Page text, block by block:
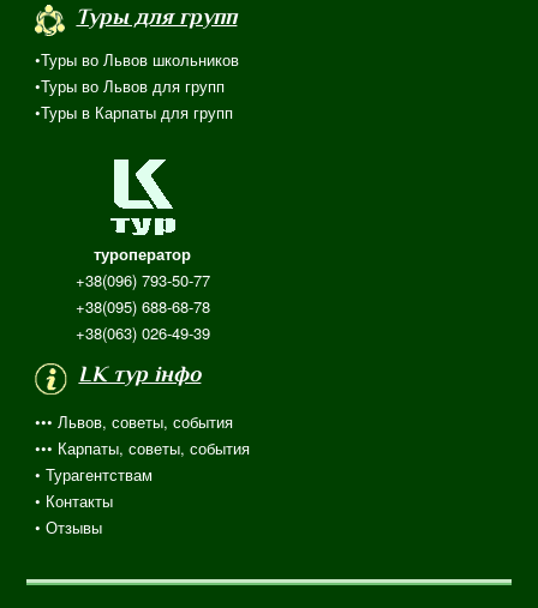
Туры для групп
•Туры во Львов школьников
•Туры во Львов для групп
•Туры в Карпаты для групп
туроператор
+38(096) 793-50-77
+38(095) 688-68-78
+38(063) 026-49-39
LK тур інфо
••• Львов, советы, события
••• Карпаты, советы, события
•Турагентствам
• Контакты
•Отзывы